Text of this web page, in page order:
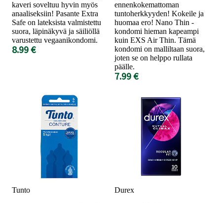
kaveri soveltuu hyvin myös
anaaliseksiin! Pasante Extra
Safe on lateksista valmistettu
suora, läpinäkyvä ja säiliöllä
varustettu vegaanikondomi.
8.99 €
ennenkokemattoman
tuntoherkkyyden! Kokeile ja
huomaa ero! Nano Thin -
kondomi hieman kapeampi
kuin EXS Air Thin. Tämä
kondomi on malliltaan suora,
joten se on helppo rullata
päälle.
7.99 €
Tunto Durex